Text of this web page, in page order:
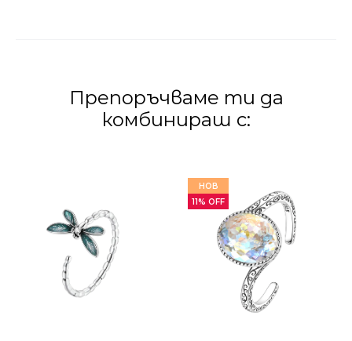
Препоръчваме ти да
комбинираш с:
НОВ
11% OFF